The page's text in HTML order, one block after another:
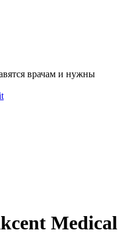
врачам и нужны
Medical